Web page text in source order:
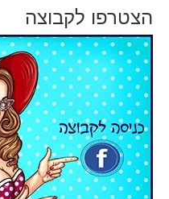
הצטרפו לקבוצה